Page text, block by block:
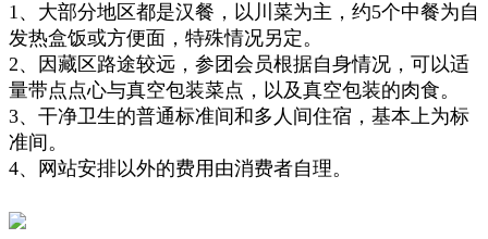
1、大部分地区都是汉餐，以川菜为主，约5个中餐为自
发热盒饭或方便面 ，特殊情况另定。
2、因藏区路途较远，参团会员根据自身情况，可以适
量带点点心与真空包装菜点 ，以及真空包装的肉食。
3、 干净卫生的普通标准间和多人间住宿， 基本上为标
准间 。
4、网站安排以外的费用由消费者自理。